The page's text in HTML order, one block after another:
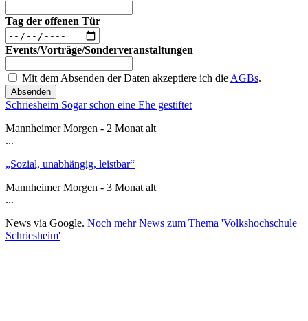
Tag der offenen Tür
Events/Vorträge/Sonderveranstaltungen
Mit dem Absenden der Daten akzeptiere ich die AGBs.
Absenden
Schriesheim Sogar schon eine Ehe gestiftet
Mannheimer Morgen - 2 Monat alt
...
„Sozial, unabhängig, leistbar“
Mannheimer Morgen - 3 Monat alt
...
News via Google. Noch mehr News zum Thema 'Volkshochschule
Schriesheim'